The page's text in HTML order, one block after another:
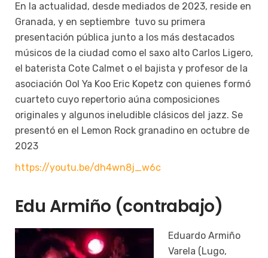
En la actualidad, desde mediados de 2023, reside en
Granada, y en septiembre tuvo su primera
presentación pública junto a los más destacados
músicos de la ciudad como el saxo alto Carlos Ligero,
el baterista Cote Calmet o el bajista y profesor de la
asociación Ool Ya Koo Eric Kopetz con quienes formó
cuarteto cuyo repertorio aúna composiciones
originales y algunos ineludible clásicos del jazz. Se
presentó en el Lemon Rock granadino en octubre de
2023
https://youtu.be/dh4wn8j_w6c
Edu Armiño (contrabajo)
Eduardo Armiño
Varela (Lugo,